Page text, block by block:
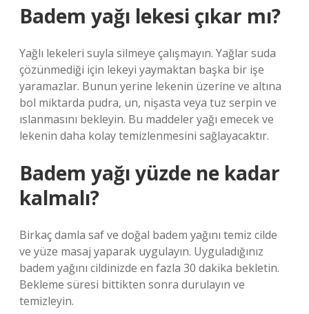
Badem yağı lekesi çıkar mı?
Yağlı lekeleri suyla silmeye çalışmayın. Yağlar suda
çözünmediği için lekeyi yaymaktan başka bir işe
yaramazlar. Bunun yerine lekenin üzerine ve altına
bol miktarda pudra, un, nişasta veya tuz serpin ve
ıslanmasını bekleyin. Bu maddeler yağı emecek ve
lekenin daha kolay temizlenmesini sağlayacaktır.
Badem yağı yüzde ne kadar
kalmalı?
Birkaç damla saf ve doğal badem yağını temiz cilde
ve yüze masaj yaparak uygulayın. Uyguladığınız
badem yağını cildinizde en fazla 30 dakika bekletin.
Bekleme süresi bittikten sonra durulayın ve
temizleyin.